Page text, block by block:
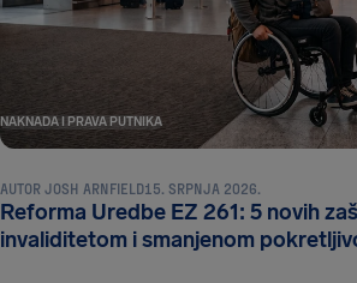
NAKNADA I PRAVA PUTNIKA
AUTOR JOSH ARNFIELD15. SRPNJA 2026.
Reforma Uredbe EZ 261: 5 novih
invaliditetom i smanjenom